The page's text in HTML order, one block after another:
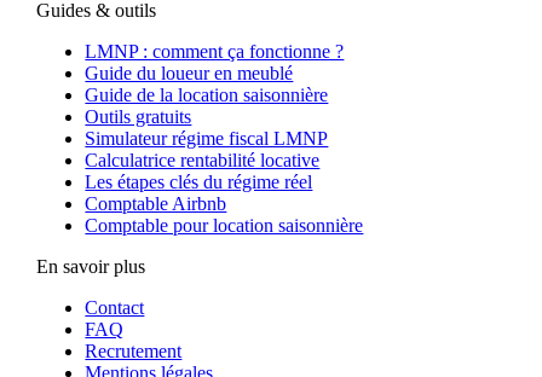
Guides & outils
LMNP : comment ça fonctionne ?
Guide du loueur en meublé
Guide de la location saisonnière
Outils gratuits
Simulateur régime fiscal LMNP
Calculatrice rentabilité locative
Les étapes clés du régime réel
Comptable Airbnb
Comptable pour location saisonnière
En savoir plus
Contact
FAQ
Recrutement